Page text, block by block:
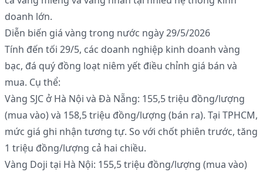
doanh lớn.
Diễn biến giá vàng trong nước ngày 29/5/2026
Tính đến tối 29/5, các doanh nghiệp kinh doanh vàng
bạc, đá quý đồng loạt niêm yết điều chỉnh giá bán và
mua. Cụ thể:
Vàng SJC ở Hà Nội và Đà Nẵng: 155,5 triệu đồng/lượng
(mua vào) và 158,5 triệu đồng/lượng (bán ra). Tại TPHCM,
mức giá ghi nhận tương tự. So với chốt phiên trước, tăng
1 triệu đồng/lượng cả hai chiều.
Vàng Doji tại Hà Nội: 155,5 triệu đồng/lượng (mua vào)